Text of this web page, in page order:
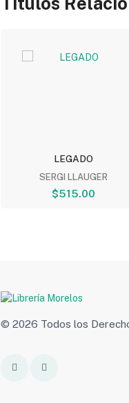
LEGADO
SERGI LLAUGER
$515.00
© 2026 Todos los